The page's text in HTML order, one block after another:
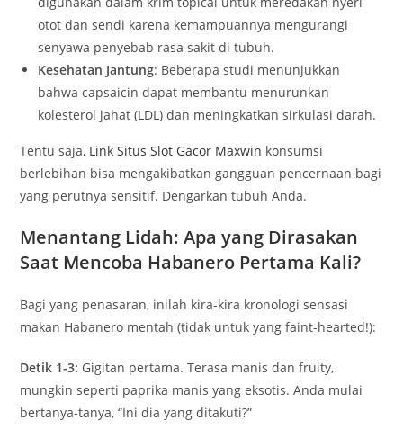
otot dan sendi karena kemampuannya mengurangi
senyawa penyebab rasa sakit di tubuh.
Kesehatan Jantung: Beberapa studi menunjukkan
bahwa capsaicin dapat membantu menurunkan
kolesterol jahat (LDL) dan meningkatkan sirkulasi darah.
Tentu saja, Link Situs Slot Gacor Maxwin konsumsi
berlebihan bisa mengakibatkan gangguan pencernaan bagi
yang perutnya sensitif. Dengarkan tubuh Anda.
Menantang Lidah: Apa yang Dirasakan
Saat Mencoba Habanero Pertama Kali?
Bagi yang penasaran, inilah kira-kira kronologi sensasi
makan Habanero mentah (tidak untuk yang faint-hearted!):
Detik 1-3: Gigitan pertama. Terasa manis dan fruity,
mungkin seperti paprika manis yang eksotis. Anda mulai
bertanya-tanya, “Ini dia yang ditakuti?”